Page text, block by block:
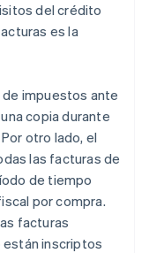
del crédito
es la
impuestos ante
copia durante
otro lado, el
las facturas de
de tiempo
por compra.
facturas
inscriptos